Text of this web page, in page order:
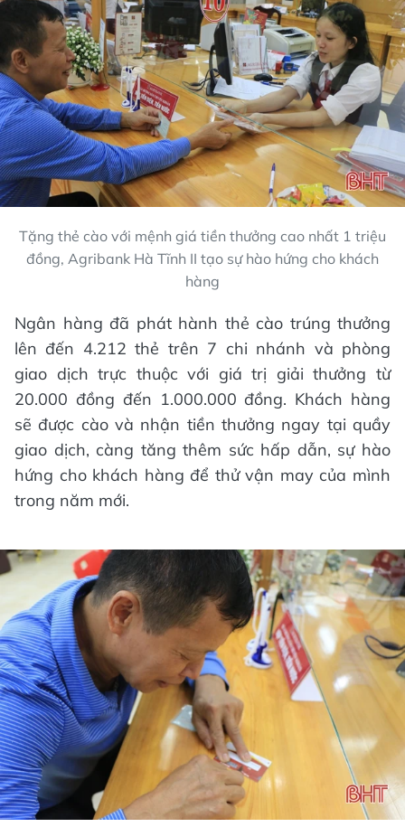
Tặng thẻ cào với mệnh giá tiền thưởng cao nhất 1 triệu
đồng, Agribank Hà Tĩnh II tạo sự hào hứng cho khách
hàng
Ngân hàng đã phát hành thẻ cào trúng thưởng
lên đến 4.212 thẻ trên 7 chi nhánh và phòng
giao dịch trực thuộc với giá trị giải thưởng từ
20.000 đồng đến 1.000.000 đồng. Khách hàng
sẽ được cào và nhận tiền thưởng ngay tại quầy
giao dịch, càng tăng thêm sức hấp dẫn, sự hào
hứng cho khách hàng để thử vận may của mình
trong năm mới.